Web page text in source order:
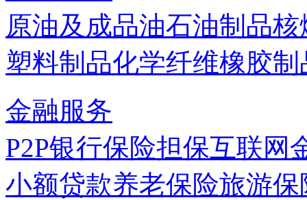
原油及成品油石油制品核
塑料制品化学纤维橡胶制
金融服务
P2P银行保险担保互联网
小额贷款养老保险旅游保